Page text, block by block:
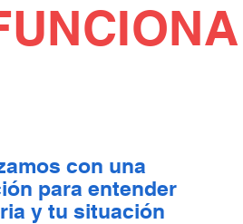
con una
para entender
y tu situación